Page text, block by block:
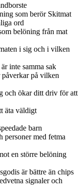
som berör Skitmat
ord
belöning från mat
i sig och i vilken
inte samma sak
på vilken
och ökar ditt driv för att
äta väldigt
barn
personer med fetma
en större belöning
är bättre än chips
signaler och